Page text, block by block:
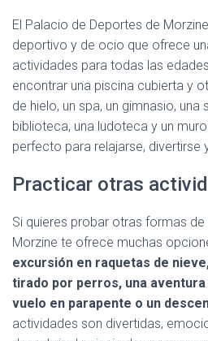
El Palacio de Deportes de
deportivo y de ocio que ofrece
actividades para todas las
encontrar una piscina cubierta y
de hielo, un spa, un gimnasio, una
biblioteca, una ludoteca y un
perfecto para relajarse, divertirse
Practicar otras
Si quieres probar otras formas de
Morzine te ofrece muchas
excursión en raquetas de
tirado por perros, una
vuelo en parapente o un
actividades son divertidas,